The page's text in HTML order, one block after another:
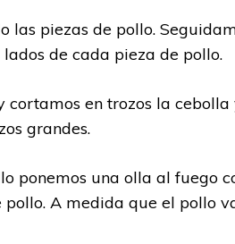
las piezas de pollo.
de cada pieza de pollo.
en trozos la
grandes.
ponemos una olla al fuego
A medida que el pollo